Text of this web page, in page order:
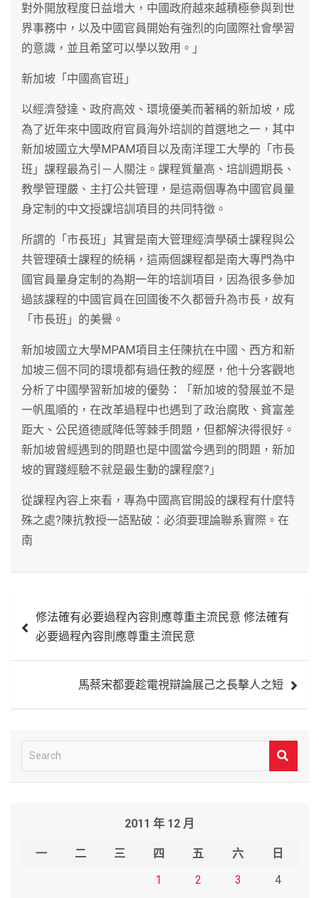
對外開放程度日益增大，中國政府越來越積極參與到世
界事務中，以及中國官員開始有強烈的向國際社會學習
的意識，並且希望可以學以致用。」
新加坡「中國高官班」
以經濟發達、政府高效、環境優美而著稱的新加坡，成
為了近年來中國政府官員海外培訓的首選地之一，其中
新加坡國立大學MPAM項目以及南洋理工大學的「市長
班」課程最為引－人關注。課程質量高、培訓週期長、
教學管理嚴、主打公共管理，是這兩個專為中國官員量
身定制的中文授課培訓項目的共同特徵。
所謂的「市長班」其實是南大管理經濟學碩士課程與公
共管理碩士課程的統稱，這兩個課程都是南大專門為中
國官員量身定制的為期一年的培訓項目，因為很多參加
過該課程的中國官員在回國後不久都晉升為市長，故有
「市長班」的美譽。
新加坡國立大學MPAM項目主任陳抗在中國、西方和新
加坡三個不同的環境都有過任教的經歷，他十分客觀地
分析了中國學習新加坡的優勢：「新加坡的發展並不是
一帆風順的，在改革過程中也遇到了政治腐敗、貧富差
距大、公民道德感降低等棘手問題，但都解決得很好。
新加坡曾經遇到的問題也是中國當今遇到的問題，新加
坡的實踐經驗不就是最生動的課程麼?」
從課程內容上來看，專為中國高官開設的課程有什麼特
殊之處?陳抗教授一語點破：必須要理論聯系實際。在
南
章 修法確有必要過程內容則應尊重主流民意 修法確有
必要過程內容則應尊重主流民意
馬蔡宋都要趁電視辯論展己之長擊人之短
e
2011 年 12 月
一 二 三 四 五 六
日
1
2 3
4